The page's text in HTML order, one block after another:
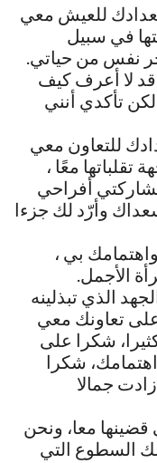
للعيش معي
في سبيل
نفس من حياتي.
قد لا أعرف كيف
تأكدي أنني
للتعاون معي
تقلباتها معًا ،
أفراحي
وأرّد لك جزءا
بي ،
الأجمل.
الذي تبذلينه
على تعاونك معي
شكرا على
شكرا
جمالا
قضينها معا، ونحن
السطوع التي